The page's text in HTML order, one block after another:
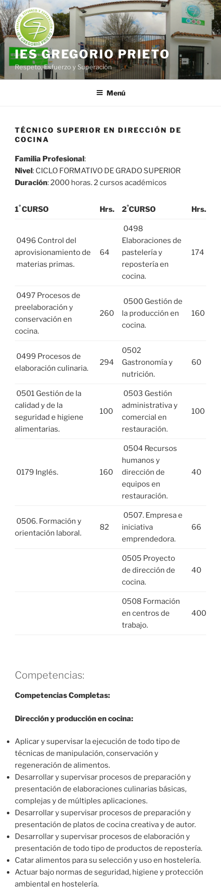
Saltar
al
contenido
IES GREGORIO PRIETO
Respeto, Esfuerzo y Superación
Menú
TÉCNICO SUPERIOR EN DIRECCIÓN DE
COCINA
Familia Profesional:
Nivel: CICLO FORMATIVO DE GRADO SUPERIOR
Duración: 2000 horas. 2 cursos académicos
1ºCURSO Hrs. 2ºCURSO Hrs.
0496 Control del
aprovisionamiento de
materias primas.
64
0498
Elaboraciones de
pastelería y
repostería en
cocina.
174
0497 Procesos de
preelaboración y
conservación en
cocina.
260
0500 Gestión de
la producción en
cocina.
160
0499 Procesos de
elaboración culinaria.
294
0502
Gastronomía y
nutrición.
60
0501 Gestión de la
calidad y de la
seguridad e higiene
alimentarias.
100
0503 Gestión
administrativa y
comercial en
restauración.
100
0179 Inglés. 160
0504 Recursos
humanos y
dirección de
equipos en
restauración.
40
0506. Formación y
orientación laboral.
82
0507. Empresa e
iniciativa
emprendedora.
66
0505 Proyecto
de dirección de
cocina.
40
0508 Formación
en centros de
trabajo.
400
Competencias:
Competencias Completas:
Dirección y producción en cocina:
Aplicar y supervisar la ejecución de todo tipo de
técnicas de manipulación, conservación y
regeneración de alimentos.
Desarrollar y supervisar procesos de preparación y
presentación de elaboraciones culinarias básicas,
complejas y de múltiples aplicaciones.
Desarrollar y supervisar procesos de preparación y
presentación de platos de cocina creativa y de autor.
Desarrollar y supervisar procesos de elaboración y
presentación de todo tipo de productos de repostería.
Catar alimentos para su selección y uso en hostelería.
Actuar bajo normas de seguridad, higiene y protección
ambiental en hostelería.